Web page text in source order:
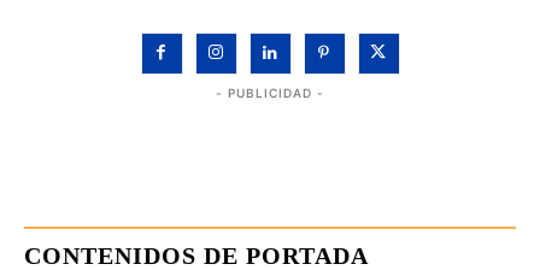
- PUBLICIDAD -
CONTENIDOS DE PORTADA